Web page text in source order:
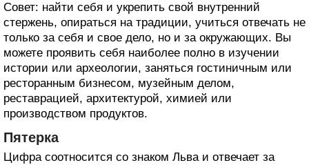
Совет: найти себя и укрепить свой внутренний
стержень, опираться на традиции, учиться отвечать не
только за себя и свое дело, но и за окружающих. Вы
можете проявить себя наиболее полно в изучении
истории или археологии, заняться гостиничным или
ресторанным бизнесом, музейным делом,
реставрацией, архитектурой, химией или
производством продуктов.
Пятерка
Цифра соотносится со знаком Льва и отвечает за